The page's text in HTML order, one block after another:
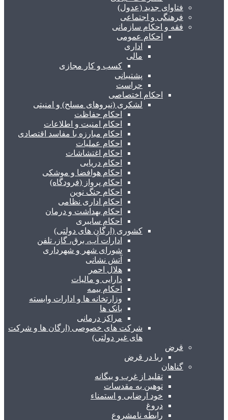
فتاوای جدید (عدول)
فرهنگی و اجتماعی
فقه و احکام سازمانی
احکام عمومی
اداری
مالی
کسب و کار مجازی
پشتیبانی
حراست
احکام اختصاصی
لشکری (نیروهای مسلح) و امنیتی
احکام حفاظت
احکام امنیت و اطلاعات
احکام مبارزه با مفاسد اقتصادی
احکام عملیات
احکام اغتشاشات
احکام دریایی
احکام هوافضا و موشکی
احکام پرواز (فرودگاه)
احکام جنگ نوین
احکام اداری نظامی
احکام بهداشت و درمان
احکام سایبری
کشوری (ارگان های دولتی)
ادارات آب، برق، گاز، تلفن
شورای شهر و شهرداری
آتش نشانی
هلال احمر
دارایی و مالیات
احکام بیمه
وزارتخانه ها و ادارات وابسته
بانک ها
مراکز درمانی
شرکت های خصوصی (ارگان ها و شرکت
های غیر دولتی)
قرض
ربا در قرض
گناهان
تقلید از غرب و بیگانه
توهین به مقدسات
خود ارضایی و استمناء
دروغ
رابطه نامشروع